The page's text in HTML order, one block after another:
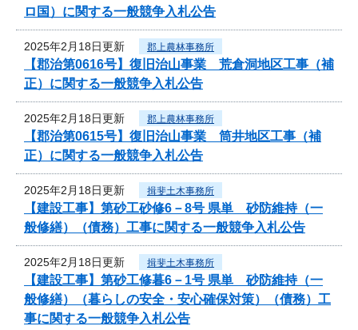
ロ国）に関する一般競争入札公告
2025年2月18日更新 郡上農林事務所
【郡治第0616号】復旧治山事業 荒倉洞地区工事（補
正）に関する一般競争入札公告
2025年2月18日更新 郡上農林事務所
【郡治第0615号】復旧治山事業 筒井地区工事（補
正）に関する一般競争入札公告
2025年2月18日更新 揖斐土木事務所
【建設工事】第砂工砂修6－8号 県単 砂防維持（一
般修繕）（債務）工事に関する一般競争入札公告
2025年2月18日更新 揖斐土木事務所
【建設工事】第砂工修暮6－1号 県単 砂防維持（一
般修繕）（暮らしの安全・安心確保対策）（債務）工
事に関する一般競争入札公告